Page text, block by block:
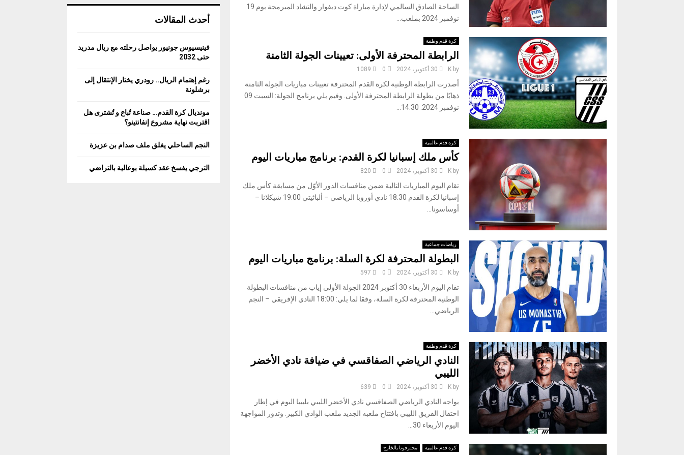
الساحة الصادق السالمي لإدارة مباراة كوت ديفوار والتشاد المبرمجة يوم 19
نوفمبر 2024 بملعب...
كرة قدم وطنية
الرابطة المحترفة الأولى: تعيينات الجولة الثامنة
by
K 30 أكتوبر، 2024 0
1089
أصدرت الرابطة الوطنية لكرة القدم المحترفة تعيينات مباريات الجولة الثامنة
ذهابًا من بطولة الرابطة المحترفة الأولى. وفيم يلي برنامج الجولة: السبت 09
نوفمبر 2024: 14:30...
كرة قدم عالمية
كأس ملك إسبانيا لكرة القدم: برنامج مباريات اليوم
by
K 30 أكتوبر، 2024 0
820
تقام اليوم المباريات التالية ضمن منافسات الدور الأوّل من مسابقة كأس ملك
إسبانيا لكرة القدم 18:30 نادي أوروبا الرياضي – ألباثيتي 19:00 شيكلانا –
أوساسونا...
رياضات جماعية
البطولة المحترفة لكرة السلة: برنامج مباريات اليوم
by
K 30 أكتوبر، 2024 0
597
تقام اليوم الأربعاء 30 أكتوبر 2024 الجولة الأولى إياب من منافسات البطولة
الوطنية المحترفة لكرة السلة، وفقا لما يلي: 18:00 النادي الإفريقي – النجم
الرياضي...
كرة قدم وطنية
النادي الرياضي الصفاقسي في ضيافة نادي الأخضر
الليبي
by
K 30 أكتوبر، 2024 0
639
يواجه النادي الرياضي الصفاقسي نادي الأخضر الليبي بليبيا اليوم في إطار
احتفال الفريق الليبي بافتتاح ملعبه الجديد ملعب الوادي الكبير. وتدور المواجهة
اليوم الأربعاء 30...
كرة قدم عالمية محترفونا بالخارج
أحدث المقالات
فينيسيوس جونيور يواصل رحلته مع ريال مدريد
حتى 2032
رغم إهتمام الريال.. رودري يختار الإنتقال إلى
برشلونة
مونديال كرة القدم… صناعة تُباع و تُشترى هل
اقتربت نهاية مشروع إنفانتينو؟
النجم الساحلي يغلق ملف صدام بن عزيزة
الترجي يفسخ عقد كسيلة بوعالية بالتراضي